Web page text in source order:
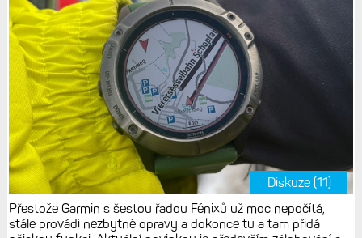
Diskuze (11)
Přestože Garmin s šestou řadou Fénixů už moc nepočítá,
stále provádí nezbytné opravy a dokonce tu a tam přidá